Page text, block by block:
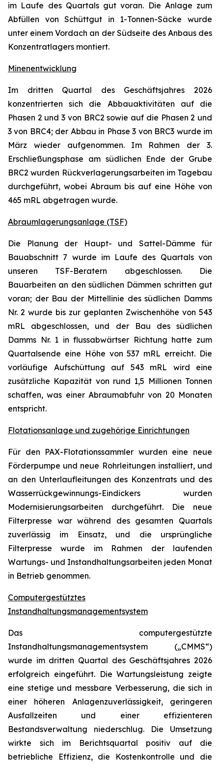
im Laufe des Quartals gut voran. Die Anlage zum
Abfüllen von Schüttgut in 1-Tonnen-Säcke wurde
unter einem Vordach an der Südseite des Anbaus des
Konzentratlagers montiert.
Minenentwicklung
Im dritten Quartal des Geschäftsjahres 2026
konzentrierten sich die Abbauaktivitäten auf die
Phasen 2 und 3 von BRC2 sowie auf die Phasen 2 und
3 von BRC4; der Abbau in Phase 3 von BRC3 wurde im
März wieder aufgenommen. Im Rahmen der 3.
Erschließungsphase am südlichen Ende der Grube
BRC2 wurden Rückverlagerungsarbeiten im Tagebau
durchgeführt, wobei Abraum bis auf eine Höhe von
465 mRL abgetragen wurde.
Abraumlagerungsanlage (TSF)
Die Planung der Haupt- und Sattel-Dämme für
Bauabschnitt 7 wurde im Laufe des Quartals von
unseren TSF-Beratern abgeschlossen. Die
Bauarbeiten an den südlichen Dämmen schritten gut
voran; der Bau der Mittellinie des südlichen Damms
Nr. 2 wurde bis zur geplanten Zwischenhöhe von 543
mRL abgeschlossen, und der Bau des südlichen
Damms Nr. 1 in flussabwärtser Richtung hatte zum
Quartalsende eine Höhe von 537 mRL erreicht. Die
vorläufige Aufschüttung auf 543 mRL wird eine
zusätzliche Kapazität von rund 1,5 Millionen Tonnen
schaffen, was einer Abraumabfuhr von 20 Monaten
entspricht.
Flotationsanlage und zugehörige Einrichtungen
Für den PAX-Flotationssammler wurden eine neue
Förderpumpe und neue Rohrleitungen installiert, und
an den Unterlaufleitungen des Konzentrats und des
Wasserrückgewinnungs-Eindickers wurden
Modernisierungsarbeiten durchgeführt. Die neue
Filterpresse war während des gesamten Quartals
zuverlässig im Einsatz, und die ursprüngliche
Filterpresse wurde im Rahmen der laufenden
Wartungs- und Instandhaltungsarbeiten jeden Monat
in Betrieb genommen.
Computergestütztes
Instandhaltungsmanagementsystem
Das computergestützte
Instandhaltungsmanagementsystem („CMMS“)
wurde im dritten Quartal des Geschäftsjahres 2026
erfolgreich eingeführt. Die Wartungsleistung zeigte
eine stetige und messbare Verbesserung, die sich in
einer höheren Anlagenzuverlässigkeit, geringeren
Ausfallzeiten und einer effizienteren
Bestandsverwaltung niederschlug. Die Umsetzung
wirkte sich im Berichtsquartal positiv auf die
betriebliche Effizienz, die Kostenkontrolle und die